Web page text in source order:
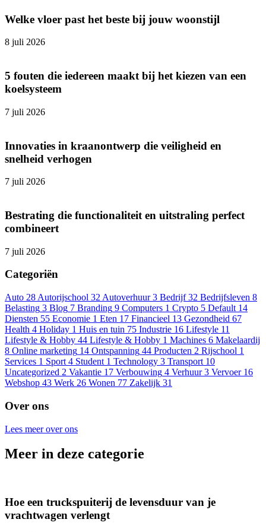
Welke vloer past het beste bij jouw woonstijl
8 juli 2026
5 fouten die iedereen maakt bij het kiezen van een
koelsysteem
7 juli 2026
Innovaties in kraanontwerp die veiligheid en
snelheid verhogen
7 juli 2026
Bestrating die functionaliteit en uitstraling perfect
combineert
7 juli 2026
Categoriën
Auto 28 Autorijschool 32 Autoverhuur 3 Bedrijf 32 Bedrijfsleven 8
Belasting 3 Blog 7 Branding 9 Computers 1 Crypto 5 Default 14
Diensten 55 Economie 1 Eten 17 Financieel 13 Gezondheid 67
Health 4 Holiday 1 Huis en tuin 75 Industrie 16 Lifestyle 11
Lifestyle & Hobby 44 Lifestyle & Hobby 1 Machines 6 Makelaardij
8 Online marketing 14 Ontspanning 44 Producten 2 Rijschool 1
Services 1 Sport 4 Student 1 Technology 3 Transport 10
Uncategorized 2 Vakantie 17 Verbouwing 4 Verhuur 3 Vervoer 16
Webshop 43 Werk 26 Wonen 77 Zakelijk 31
Over ons
Lees meer over ons
Meer in deze categorie
Hoe een truckspuiterij de levensduur van je
vrachtwagen verlengt